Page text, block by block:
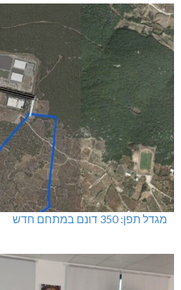
מגדל תפן: 350 דונם במתחם חדש